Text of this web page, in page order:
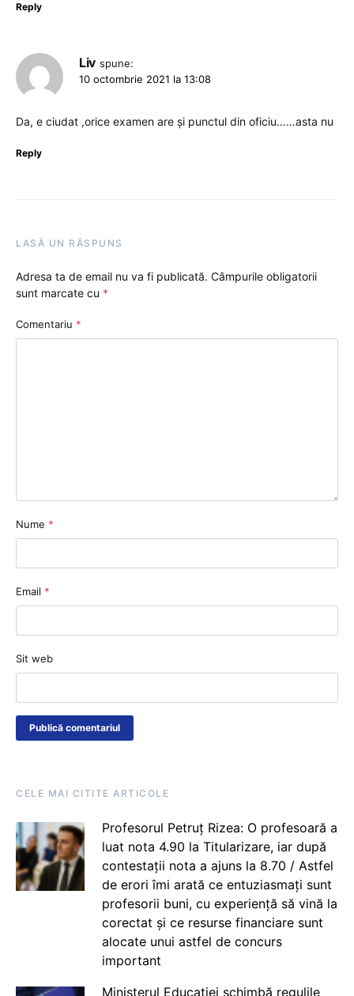
Reply
Liv spune:
10 octombrie 2021 la 13:08
Da, e ciudat ,orice examen are și punctul din oficiu……asta nu
Reply
LASĂ UN RĂSPUNS
Adresa ta de email nu va fi publicată. Câmpurile obligatorii
sunt marcate cu *
Comentariu *
Nume *
Email *
Sit web
CELE MAI CITITE ARTICOLE
Profesorul Petruț Rizea: O profesoară a
luat nota 4.90 la Titularizare, iar după
contestații nota a ajuns la 8.70 / Astfel
de erori îmi arată ce entuziasmați sunt
profesorii buni, cu experiență să vină la
corectat și ce resurse financiare sunt
alocate unui astfel de concurs
important
Ministerul Educației schimbă regulile